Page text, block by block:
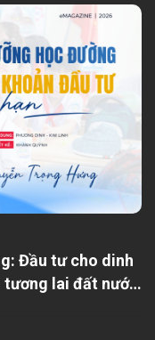
Đầu tư cho dinh
dưỡng học đường là đầu tư cho tương lai đất nước